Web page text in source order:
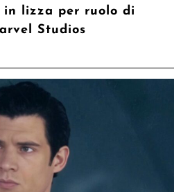
in lizza per ruolo di
Studios